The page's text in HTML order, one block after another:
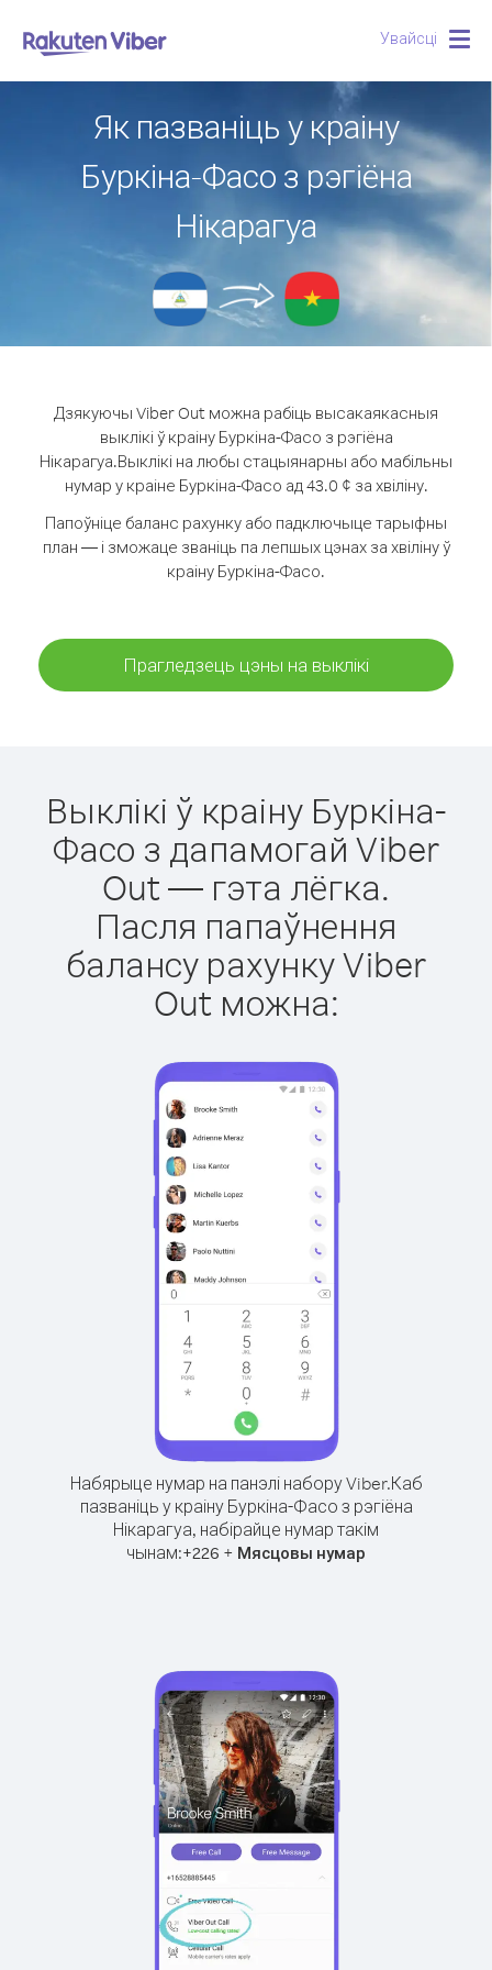
Увайсці
Як пазваніць у краіну
Буркіна-Фасо з рэгіёна
Нікарагуа
Дзякуючы Viber Out можна рабіць высакаякасныя
выклікі ў краіну Буркіна-Фасо з рэгіёна
Нікарагуа.Выклікі на любы стацыянарны або мабільны
нумар у краіне Буркіна-Фасо ад 43.0 ¢ за хвіліну.
Папоўніце баланс рахунку або падключыце тарыфны
план — і зможаце званіць па лепшых цэнах за хвіліну ў
краіну Буркіна-Фасо.
Прагледзець цэны на выклікі
Выклікі ў краіну Буркіна-
Фасо з дапамогай Viber
Out — гэта лёгка.
Пасля папаўнення
балансу рахунку Viber
Out можна:
Набярыце нумар на панэлі набору Viber.Каб
пазваніць у краіну Буркіна-Фасо з рэгіёна
Нікарагуа, набірайце нумар такім
чынам:+226 + Мясцовы нумар